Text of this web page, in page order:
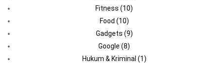
Fitness (10)
Food (10)
Gadgets (9)
Google (8)
Hukum & Kriminal (1)